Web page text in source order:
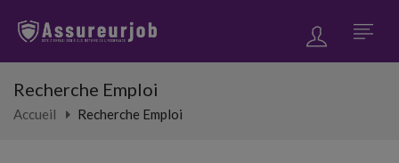
Recherche Emploi
Accueil Recherche Emploi